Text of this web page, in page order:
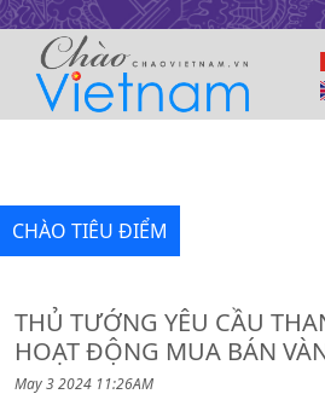
CHÀO TIÊU ĐIỂM
THỦ TƯỚNG YÊU CẦU
HOẠT ĐỘNG MUA BÁN
May 3 2024 11:26AM